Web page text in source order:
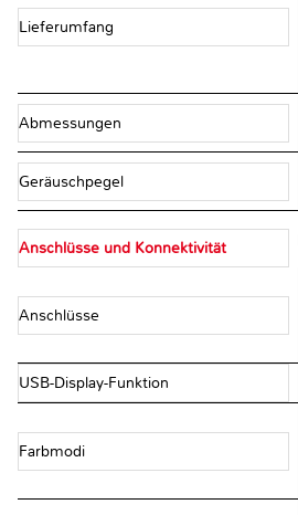
Lieferumfang
Abmessungen
Geräuschpegel
Anschlüsse und Konnektivität
Anschlüsse
USB-Display-Funktion
Farbmodi